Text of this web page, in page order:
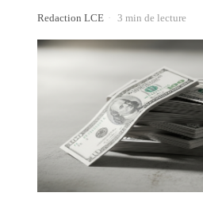
Redaction LCE 3 min de lecture